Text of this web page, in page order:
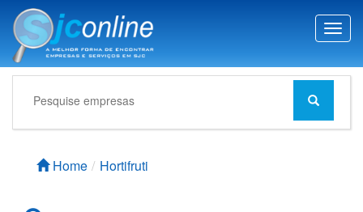
T
o
g
g
n
Home Hortifruti